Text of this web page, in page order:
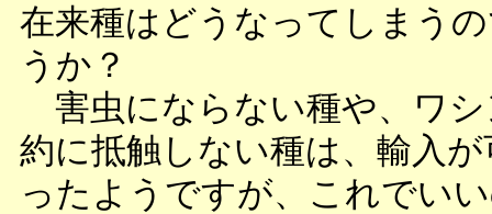
在来種はどうなってしまう
うか？
害虫にならない種や、ワシ
約に抵触しない種は、輸入
ったようですが、これでい